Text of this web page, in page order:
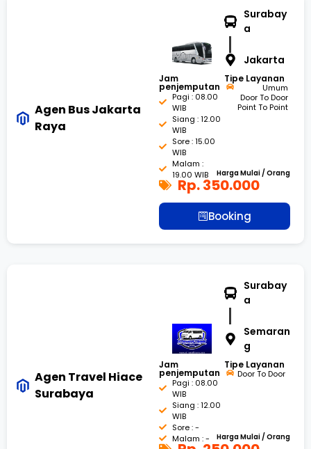
Agen Bus Jakarta
Raya
Surabay
a
Jakarta
Jam
penjemputan
Pagi : 08.00
WIB
Siang : 12.00
WIB
Sore : 15.00
WIB
Malam :
19.00 WIB
Tipe Layanan
Umum
Door To Door
Point To Point
Harga Mulai / Orang
Rp. 350.000
Booking
Agen Travel Hiace
Surabaya
Surabay
a
Semaran
g
Jam
penjemputan
Pagi : 08.00
WIB
Siang : 12.00
WIB
Sore : -
Malam : -
Tipe Layanan
Door To Door
Harga Mulai / Orang